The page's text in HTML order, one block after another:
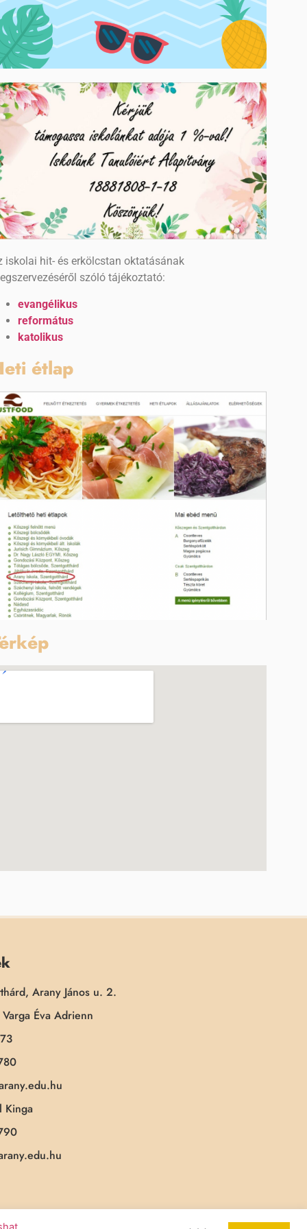
iskolai hit- és erkölcstan oktatásának
szóló tájékoztató:
evangélikus
református
katolikus
étlap
Arany János u. 2.
Varga Éva Adrienn
Kinga